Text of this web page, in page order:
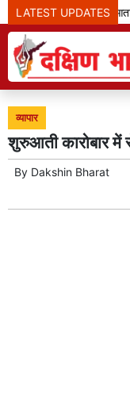
LATEST UPDATES
जब बदलाव का दौर आता
व्यापार
शुरुआती कारोबार
By Dakshin Bharat